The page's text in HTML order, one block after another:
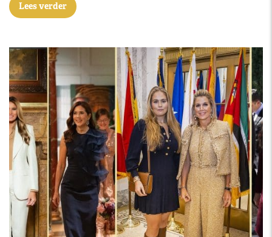
Lees verder